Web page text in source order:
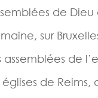
de
sur
de
de Reims,